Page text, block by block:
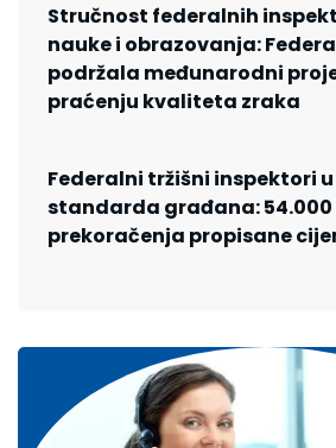
Stručnost federalnih
nauke i obrazovanja:
podržala međunarodni
praćenju kvaliteta zraka
Federalni tržišni inspektori
standarda građana: 54.000
prekoračenja propisane